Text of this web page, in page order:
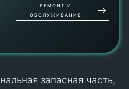
РЕМОНТ И
ОБСЛУЖИВАНИЕ
запасная часть,